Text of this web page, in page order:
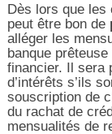
Dès lors que les
peut être bon de
alléger les
banque
financier. Il sera
d’intérêts s’ils
souscription de
du rachat de
mensualités de